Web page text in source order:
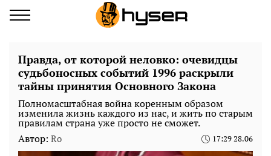
Правда, от которой неловко: очевидцы
судьбоносных событий 1996 раскрыли
тайны принятия Основного Закона
Полномасштабная война коренным образом
изменила жизнь каждого из нас, и жить по старым
правилам страна уже просто не сможет.
Автор: Ro 17:29 28.06